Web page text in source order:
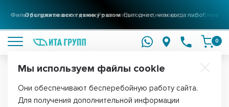
Фильтры для вашего домаРешения для очистки воды подробнее
0
Главная Фильтры для воды Запчасти для фильтров
Мы используем файлы cookie
Они обеспечивают бесперебойную работу сайта.
Для получения дополнительной информации